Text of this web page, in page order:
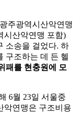
주광역시산악연맹
시산악연맹 포함)
소송을 걸었다. 하
구조하는 데 든 헬
패를 현충원에 모
6월 23일 서울중
악연맹은 구조비용